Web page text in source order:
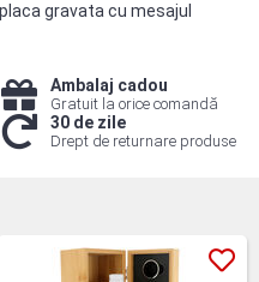
gravata cu mesajul
Ambalaj cadou
Gratuit la orice comandă
30 de zile
Drept de returnare produse